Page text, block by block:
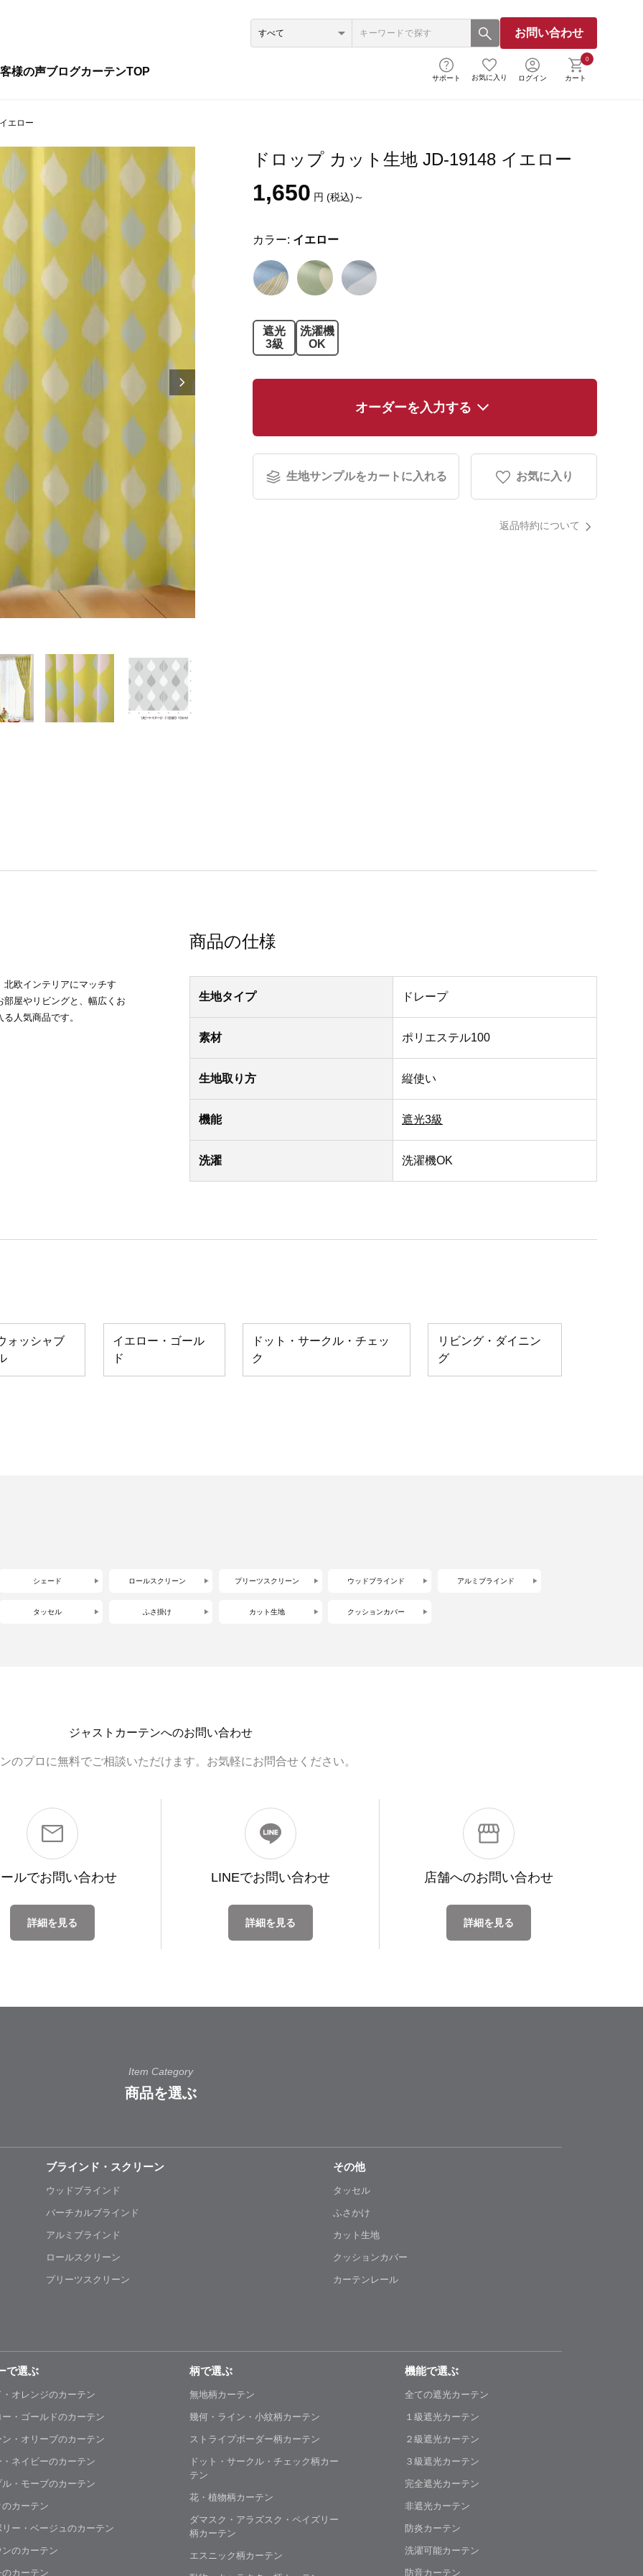
お問い合わせ
様の声ブログカーテンTOP
サポート お気に入り ログイン
0
カート
エロー
ドロップ カット生地 JD-19148 イエロー
1,650 円 (税込)～
カラー: イエロー
遮光
3級
洗濯機
OK
オーダーを入力する
生地サンプルをカートに入れる お気に入り
返品特約について
欧インテリアにマッチす
屋やリビングと、幅広くお
人気商品です。
商品の仕様
生地タイプ ドレープ
素材 ポリエステル100
生地取り方 縦使い
機能 遮光3級
洗濯 洗濯機OK
ォッシャブ
イエロー・ゴール
ド
ドット・サークル・チェッ
ク
リビング・ダイニン
グ
シェード ロールスクリーン プリーツスクリーン ウッドブラインド アルミブラインド
タッセル ふさ掛け カット生地 クッションカバー
ジャストカーテンへのお問い合わせ
のプロに無料でご相談いただけます。お気軽にお問合せください。
ルでお問い合わせ
詳細を見る
LINEでお問い合わせ
詳細を見る
店舗へのお問い合わせ
詳細を見る
Item Category
商品を選ぶ
ブラインド・スクリーン
ウッドブラインド
バーチカルブラインド
アルミブラインド
ロールスクリーン
プリーツスクリーン
その他
タッセル
ふさかけ
カット生地
クッションカバー
カーテンレール
で選ぶ
・オレンジのカーテン
ー・ゴールドのカーテン
ン・オリーブのカーテン
・ネイビーのカーテン
ル・モーブのカーテン
カーテン
リー・ベージュのカーテン
のカーテン
カーテン
柄で選ぶ
無地柄カーテン
幾何・ライン・小紋柄カーテン
ストライプボーダー柄カーテン
ドット・サークル・チェック柄カー
テン
花・植物柄カーテン
ダマスク・アラズスク・ペイズリー
柄カーテン
エスニック柄カーテン
機能で選ぶ
全ての遮光カーテン
１級遮光カーテン
２級遮光カーテン
３級遮光カーテン
完全遮光カーテン
非遮光カーテン
防炎カーテン
洗濯可能カーテン
防音カーテン